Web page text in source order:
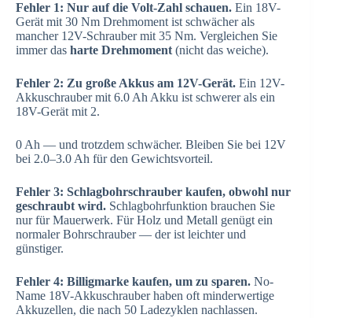
Fehler 1: Nur auf die Volt-Zahl schauen. Ein 18V-
Gerät mit 30 Nm Drehmoment ist schwächer als
mancher 12V-Schrauber mit 35 Nm. Vergleichen Sie
immer das harte Drehmoment(nicht das weiche).
Fehler 2: Zu große Akkus am 12V-Gerät. Ein 12V-
Akkuschrauber mit 6.0 Ah Akku ist schwerer als ein
18V-Gerät mit 2.
0 Ah — und trotzdem schwächer. Bleiben Sie bei 12V
bei 2.0–3.0 Ah für den Gewichtsvorteil.
Fehler 3: Schlagbohrschrauber kaufen, obwohl nur
geschraubt wird. Schlagbohrfunktion brauchen Sie
nur für Mauerwerk. Für Holz und Metall genügt ein
normaler Bohrschrauber — der ist leichter und
günstiger.
Fehler 4: Billigmarke kaufen, um zu sparen. No-
Name 18V-Akkuschrauber haben oft minderwertige
Akkuzellen, die nach 50 Ladezyklen nachlassen.